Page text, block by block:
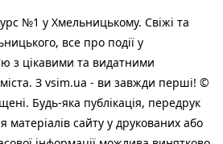
№1 у Хмельницькому. Свіжі та
все про події у
з цікавими та видатними
З vsim.ua - ви завжди перші! ©
Будь-яка публiкацiя, передрук
сайту у друкованих або